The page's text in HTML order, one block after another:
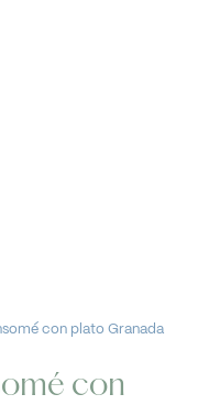
con plato Granada
con